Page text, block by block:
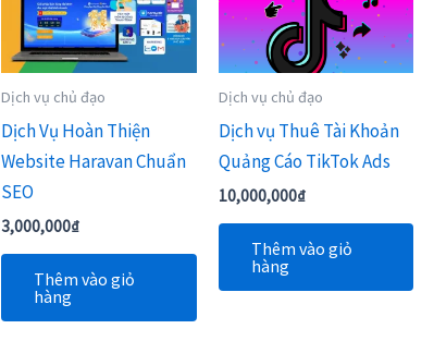
Dịch vụ chủ đạo
Dịch Vụ Hoàn Thiện
Website Haravan Chuẩn
SEO
3,000,000₫
Thêm vào giỏ
hàng
Dịch vụ chủ đạo
Dịch vụ Thuê Tài Khoản
Quảng Cáo TikTok Ads
10,000,000₫
Thêm vào giỏ
hàng